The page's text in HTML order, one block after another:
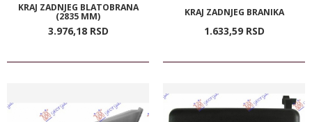
KRAJ ZADNJEG BLATOBRANA
(2835 MM)
3.976,18 RSD
KRAJ ZADNJEG BRANIKA
1.633,59 RSD